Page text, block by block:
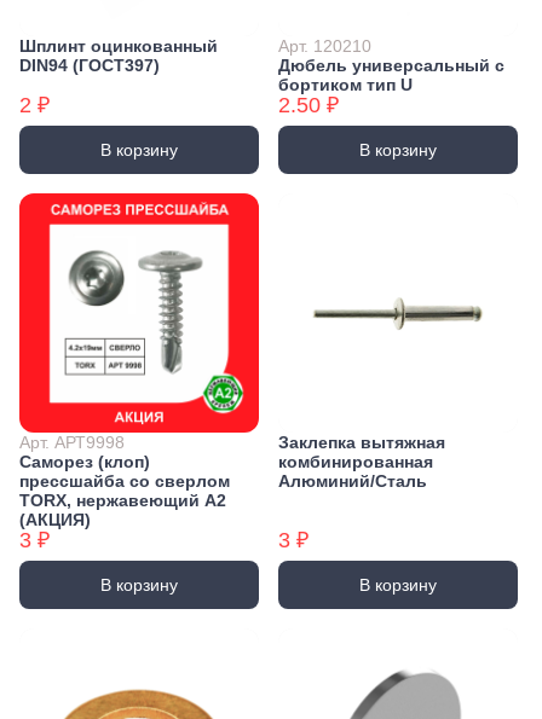
Шплинт оцинкованный
DIN94 (ГОСТ397)
2 ₽
В корзину
Арт. 120210
Дюбель универсальный с
бортиком тип U
2.50 ₽
В корзину
Арт. АРТ9998
Саморез (клоп)
прессшайба со сверлом
TORX, нержавеющий А2
(АКЦИЯ)
3 ₽
В корзину
Заклепка вытяжная
комбинированная
Алюминий/Сталь
3 ₽
В корзину